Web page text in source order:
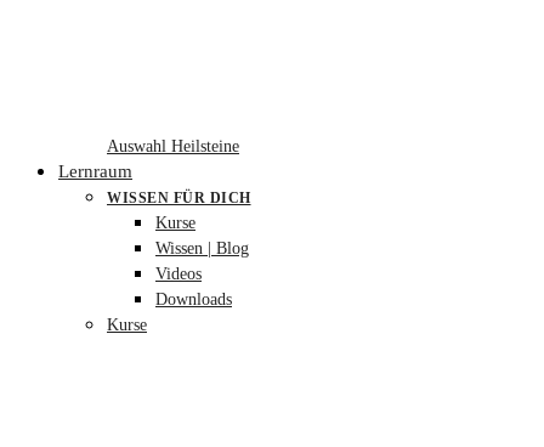
Auswahl Heilsteine
Lernraum
WISSEN FÜR DICH
Kurse
Wissen | Blog
Videos
Downloads
Kurse